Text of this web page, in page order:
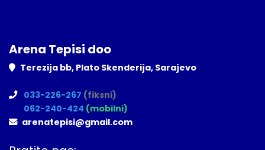
Arena Tepisi doo
Terezija bb, Plato Skenderija, Sarajevo
033-226-267 (fiksni)
062-240-424 (mobilni)
arenatepisi@gmail.com